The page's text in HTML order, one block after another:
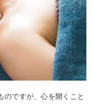
のですが、心を開くこと